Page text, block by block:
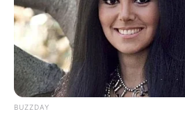
ดวงรายวัน 30 สิงหาคม 2565
30 ส.ค. 2022
BUZZDAY